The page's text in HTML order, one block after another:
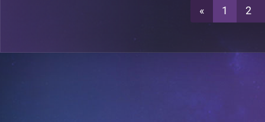
« 1 2